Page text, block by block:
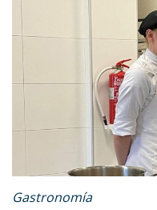
Gastronomía